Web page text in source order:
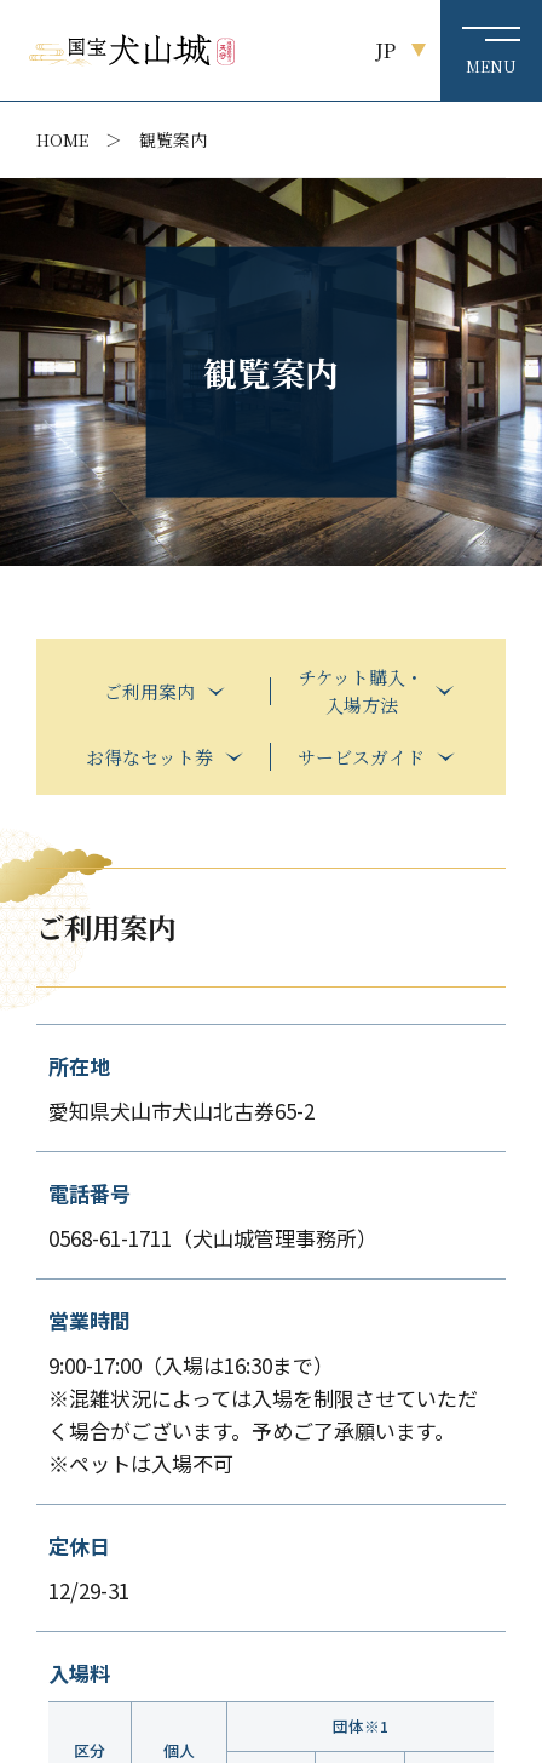
JP
HOME 観覧案内
観覧案内
ご利用案内
チケット購入・
入場方法
お得なセット券 サービスガイド
ご利用案内
所在地
愛知県犬山市犬山北古券65-2
電話番号
0568-61-1711（犬山城管理事務所）
営業時間
9:00-17:00（入場は16:30まで）
※混雑状況によっては入場を制限させていただ
く場合がございます。予めご了承願います。
※ペットは入場不可
定休日
12/29-31
入場料
区分 個人
団体※1